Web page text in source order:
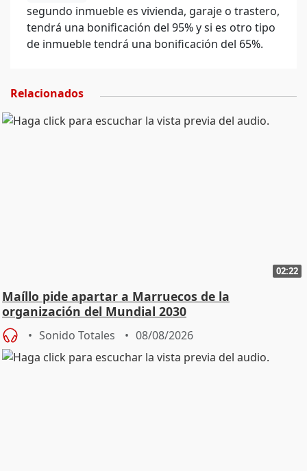
segundo inmueble es vivienda, garaje o trastero,
tendrá una bonificación del 95% y si es otro tipo
de inmueble tendrá una bonificación del 65%.
Relacionados
02:22
Maíllo pide apartar a Marruecos de la
organización del Mundial 2030
Sonido Totales 08/08/2026